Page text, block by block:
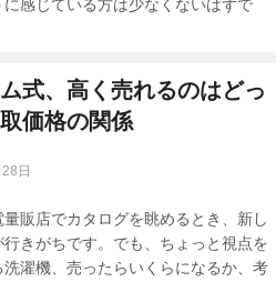
感じている方は少なくないはずで
式、高く売れるのはどっ
価格の関係
日
販店でカタログを眺めるとき、新し
きがちです。でも、ちょっと視点を
濯機、売ったらいくらになるか、考